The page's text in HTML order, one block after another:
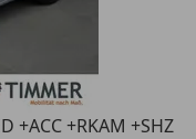
+ACC +RKAM +SHZ